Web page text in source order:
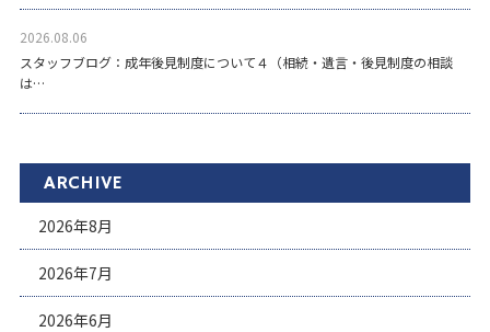
2026.08.06
スタッフブログ：成年後見制度について４（相続・遺言・後見制度の相談
は…
ARCHIVE
2026年8月
2026年7月
2026年6月